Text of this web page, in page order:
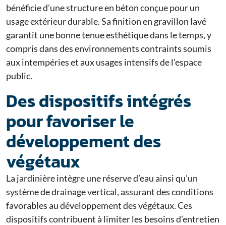
bénéficie d’une structure en béton conçue pour un
usage extérieur durable. Sa finition en gravillon lavé
garantit une bonne tenue esthétique dans le temps, y
compris dans des environnements contraints soumis
aux intempéries et aux usages intensifs de l’espace
public.
Des dispositifs intégrés
pour favoriser le
développement des
végétaux
La jardinière intègre une réserve d’eau ainsi qu’un
système de drainage vertical, assurant des conditions
favorables au développement des végétaux. Ces
dispositifs contribuent à limiter les besoins d’entretien